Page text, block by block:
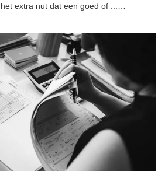
extra nut dat een goed of ...…